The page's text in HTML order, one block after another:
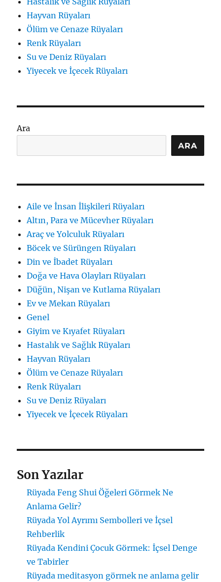
Hayvan Rüyaları
Ölüm ve Cenaze Rüyaları
Renk Rüyaları
Su ve Deniz Rüyaları
Yiyecek ve İçecek Rüyaları
Ara
ARA
Aile ve İnsan İlişkileri Rüyaları
Altın, Para ve Mücevher Rüyaları
Araç ve Yolculuk Rüyaları
Böcek ve Sürüngen Rüyaları
Din ve İbadet Rüyaları
Doğa ve Hava Olayları Rüyaları
Düğün, Nişan ve Kutlama Rüyaları
Ev ve Mekan Rüyaları
Genel
Giyim ve Kıyafet Rüyaları
Hastalık ve Sağlık Rüyaları
Hayvan Rüyaları
Ölüm ve Cenaze Rüyaları
Renk Rüyaları
Su ve Deniz Rüyaları
Yiyecek ve İçecek Rüyaları
Son Yazılar
Rüyada Feng Shui Öğeleri Görmek Ne
Anlama Gelir?
Rüyada Yol Ayrımı Sembolleri ve İçsel
Rehberlik
Rüyada Kendini Çocuk Görmek: İçsel Denge
ve Tabirler
Rüyada meditasyon görmek ne anlama gelir